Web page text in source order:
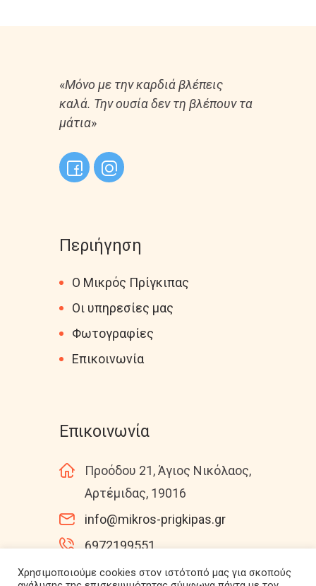
«Μόνο με την καρδιά βλέπεις
καλά. Την ουσία δεν τη βλέπουν τα
μάτια»
Περιήγηση
Ο Μικρός Πρίγκιπας
Οι υπηρεσίες μας
Φωτογραφίες
Επικοινωνία
Επικοινωνία
Προόδου 21, Άγιος Νικόλαος,
Αρτέμιδας, 19016
info@mikros-prigkipas.gr
6972199551
Χρησιμοποιούμε cookies στον ιστότοπό μας για σκοπούς